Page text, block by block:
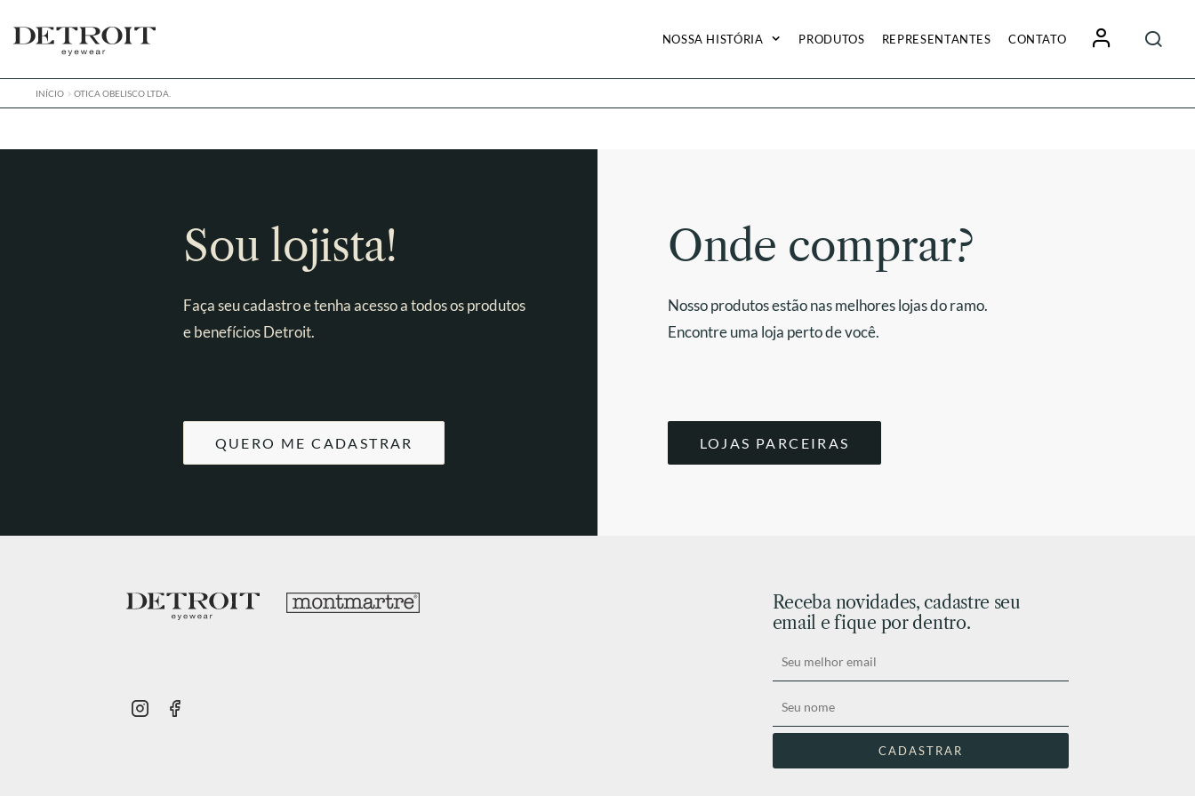
navegação
o
conteúdo
NOSSA HISTÓRIA PRODUTOS REPRESENTANTES CONTATO
por:
INÍCIO OTICA OBELISCO LTDA.
Sou lojista!
Faça seu cadastro e tenha acesso a todos os produtos
e benefícios Detroit.
QUERO ME CADASTRAR
Onde comprar?
Nosso produtos estão nas melhores lojas do ramo.
Encontre uma loja perto de você.
LOJAS PARCEIRAS
Receba novidades, cadastre seu
email e fique por dentro.